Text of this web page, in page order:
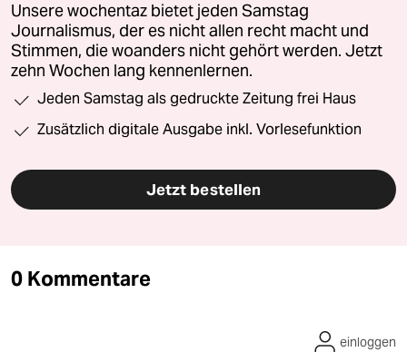
Unsere wochentaz bietet jeden Samstag
Journalismus, der es nicht allen recht macht und
Stimmen, die woanders nicht gehört werden. Jetzt
zehn Wochen lang kennenlernen.
Jeden Samstag als gedruckte Zeitung frei Haus
Zusätzlich digitale Ausgabe inkl. Vorlesefunktion
Jetzt bestellen
0 Kommentare
einloggen